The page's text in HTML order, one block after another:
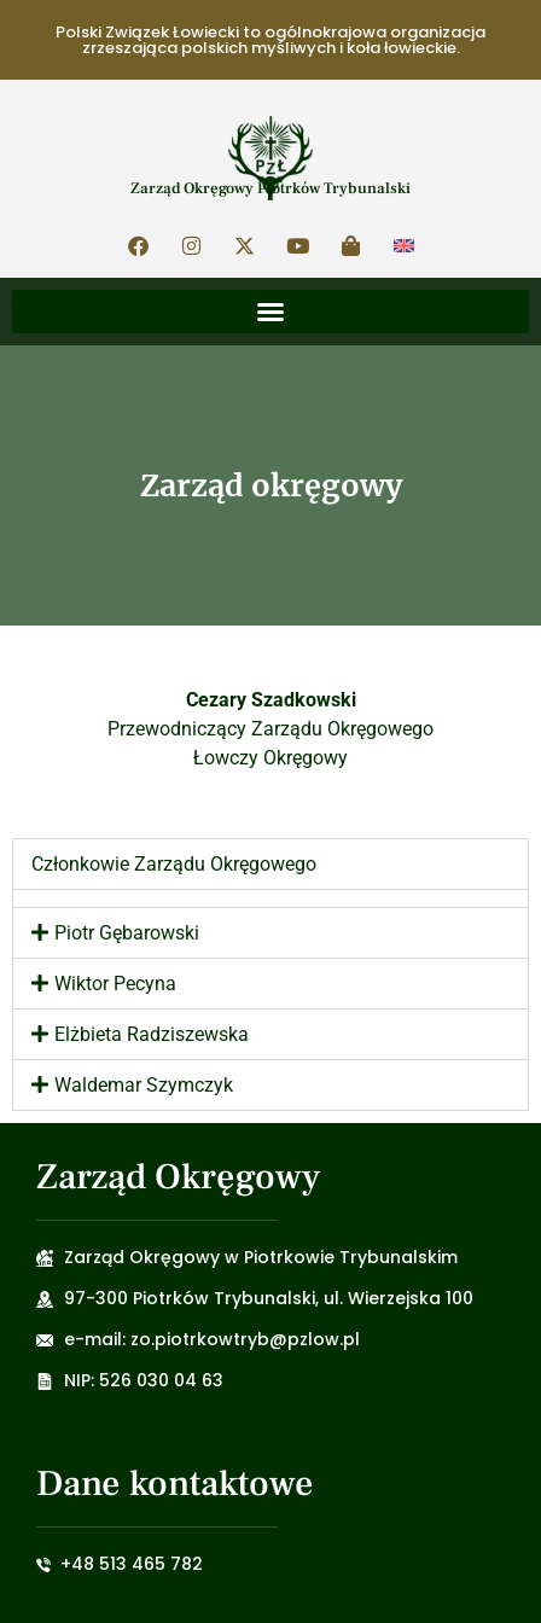
Polski Związek Łowiecki to ogólnokrajowa organizacja
zrzeszająca polskich myśliwych i koła łowieckie.
Zarząd Okręgowy Piotrków Trybunalski
Zarząd okręgowy
Cezary Szadkowski
Przewodniczący Zarządu Okręgowego
Łowczy Okręgowy
Członkowie Zarządu Okręgowego
Piotr Gębarowski
Wiktor Pecyna
Elżbieta Radziszewska
Waldemar Szymczyk
Zarząd Okręgowy
Zarząd Okręgowy w Piotrkowie Trybunalskim
97-300 Piotrków Trybunalski, ul. Wierzejska 100
e-mail: zo.piotrkowtryb@pzlow.pl
NIP: 526 030 04 63
Dane kontaktowe
+48 513 465 782